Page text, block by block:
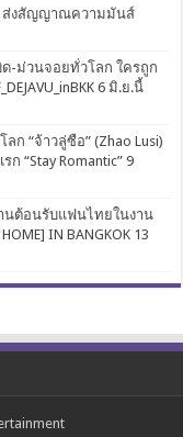
ส่งสัญญาณความมันส์
ด-ม่วนจอยทั่วโลก ใครถูก
6 มิ.ย.นี้
“จ้าวลู่ซือ” (Zhao Lusi)
“Stay Romantic” 9
นต้อนรับแฟนไทยในงาน
IN BANGKOK 13